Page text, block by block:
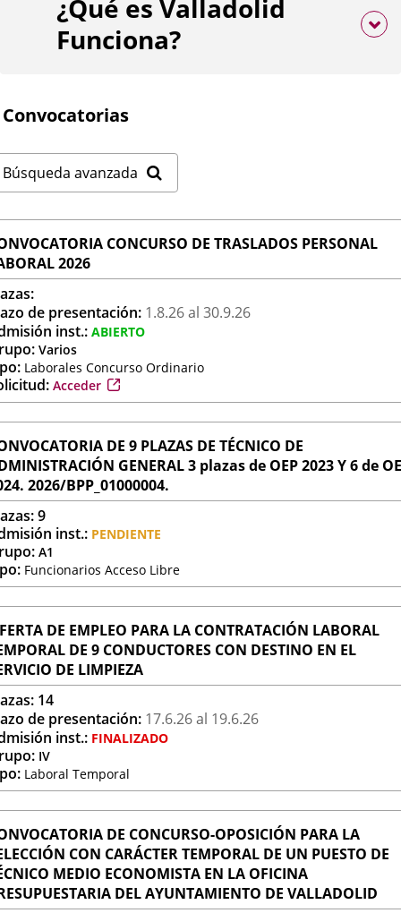
¿Qué es Valladolid
Funciona?
Convocatorias
Búsqueda avanzada
CONCURSO DE TRASLADOS PERSONAL
2026
de presentación: 1.8.26al 30.9.26
inst.: ABIERTO
Varios
Laborales Concurso Ordinario
Acceder
Enlace
a
aplicación
externa.
9
DE 9 PLAZAS DE TÉCNICO DE
GENERAL 3 plazas de OEP 2023 Y 6 de
2026/BPP_01000004.
inst.: PENDIENTE
A1
Funcionarios Acceso Libre
14
DE EMPLEO PARA LA CONTRATACIÓN LABORAL
DE 9 CONDUCTORES CON DESTINO EN EL
DE LIMPIEZA
de presentación: 17.6.26al 19.6.26
inst.: FINALIZADO
IV
Laboral Temporal
DE CONCURSO-OPOSICIÓN PARA LA
CON CARÁCTER TEMPORAL DE UN PUESTO DE
MEDIO ECONOMISTA EN LA OFICINA
DEL AYUNTAMIENTO DE VALLADOLID